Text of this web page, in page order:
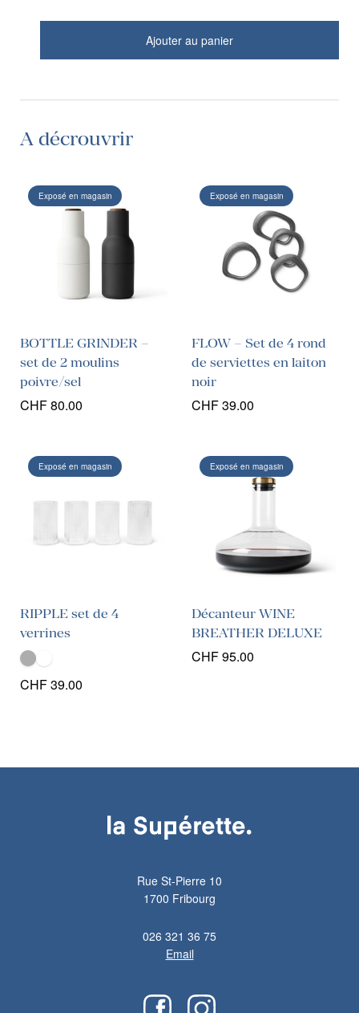
Ajouter au panier
A décrouvrir
BOTTLE GRINDER –
set de 2 moulins
poivre/sel
CHF80.00
Exposé en magasin
FLOW – Set de 4 rond
de serviettes en laiton
noir
CHF39.00
Exposé en magasin
RIPPLE set de 4
verrines
CHF39.00
Exposé en magasin
Décanteur WINE
BREATHER DELUXE
CHF95.00
Exposé en magasin
Rue St-Pierre 10
1700 Fribourg
026 321 36 75
Email